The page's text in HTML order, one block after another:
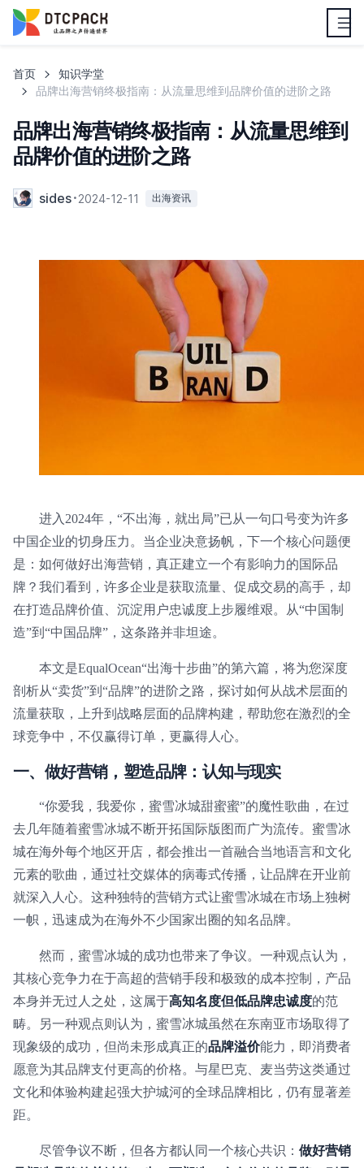
首页
知识学堂
品牌出海营销终极指南：从流量思维到品牌价值的进阶之路
品牌出海营销终极指南：从流量思维到
品牌价值的进阶之路
sides 2024-12-11 出海资讯
进入2024年，“不出海，就出局”已从一句口号变为许多
中国企业的切身压力。当企业决意扬帆，下一个核心问题便
是：如何做好出海营销，真正建立一个有影响力的国际品
牌？我们看到，许多企业是获取流量、促成交易的高手，却
在打造品牌价值、沉淀用户忠诚度上步履维艰。从“中国制
造”到“中国品牌”，这条路并非坦途。
本文是EqualOcean“出海十步曲”的第六篇，将为您深度
剖析从“卖货”到“品牌”的进阶之路，探讨如何从战术层面的
流量获取，上升到战略层面的品牌构建，帮助您在激烈的全
球竞争中，不仅赢得订单，更赢得人心。
一、做好营销，塑造品牌：认知与现实
“你爱我，我爱你，蜜雪冰城甜蜜蜜”的魔性歌曲，在过
去几年随着蜜雪冰城不断开拓国际版图而广为流传。蜜雪冰
城在海外每个地区开店，都会推出一首融合当地语言和文化
元素的歌曲，通过社交媒体的病毒式传播，让品牌在开业前
就深入人心。这种独特的营销方式让蜜雪冰城在市场上独树
一帜，迅速成为在海外不少国家出圈的知名品牌。
然而，蜜雪冰城的成功也带来了争议。一种观点认为，
其核心竞争力在于高超的营销手段和极致的成本控制，产品
本身并无过人之处，这属于高知名度但低品牌忠诚度的范
畴。另一种观点则认为，蜜雪冰城虽然在东南亚市场取得了
现象级的成功，但尚未形成真正的品牌溢价能力，即消费者
愿意为其品牌支付更高的价格。与星巴克、麦当劳这类通过
文化和体验构建起强大护城河的全球品牌相比，仍有显著差
距。
尽管争议不断，但各方都认同一个核心共识： 做好营销